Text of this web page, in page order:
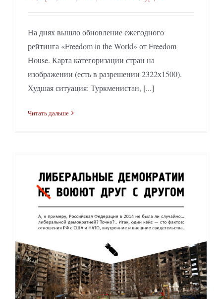
На днях вышло обновление ежегодного
рейтинга «Freedom in the World» от Freedom
House. Карта категоризации стран на
изображении (есть в разрешении 2322х1500).
Худшая ситуация: Туркменистан, [...]
Читать дальше